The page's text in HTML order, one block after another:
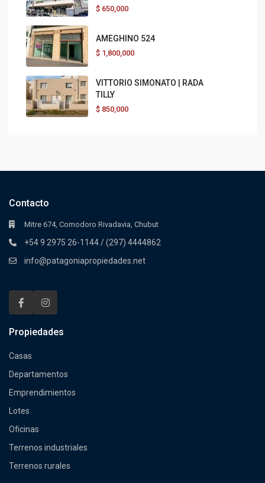
$ 650,000
AMEGHINO 524
$ 1,800,000
VITTORIO SIMONATO | RADA
TILLY
$ 850,000
Contacto
Mitre 674, Comodoro Rivadavia, Chubut
+54 9 2975 26-1144 / (297) 4444862
info@patagoniapropiedades.net
Propiedades
Casas
Departamentos
Emprendimientos
Lotes
Oficinas
Terrenos industriales
Terrenos rurales